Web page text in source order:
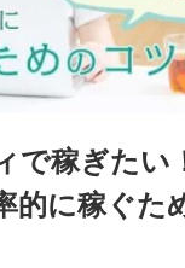
で稼ぎたい
的に稼ぐた